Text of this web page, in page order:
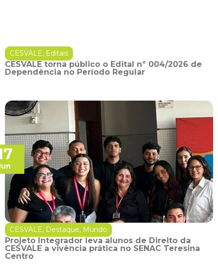
CESVALE, Editais
CESVALE torna público o Edital nº 004/2026 de
Dependência no Período Regular
CESVALE, Destaque, Mundo
Projeto Integrador leva alunos de Direito da
CESVALE a vivência prática no SENAC Teresina
Centro